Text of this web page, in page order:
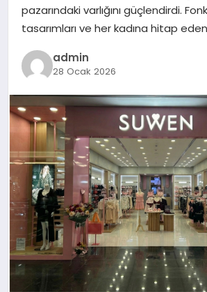
pazarındaki varlığını güçlendirdi.
tasarımları ve her kadına hitap
admin
28 Ocak 2026